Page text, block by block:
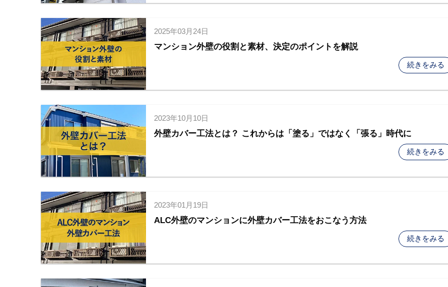
2025年03月24日
マンション外壁の役割と素材、決定のポイントを解説
続きをみる
2023年10月10日
外壁カバー工法とは？ これからは「塗る」ではなく「張る」時代に
続きをみる
2023年01月19日
ALC外壁のマンションに外壁カバー工法をおこなう方法
続きをみる